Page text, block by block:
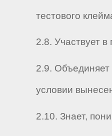
тестового
2.8. Участвует
2.9. Объединяет
условии
2.10. Знает,